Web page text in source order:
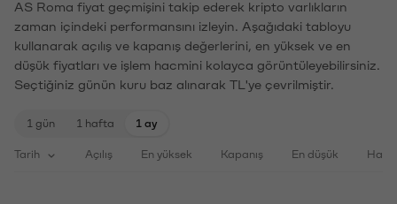
AS Roma fiyat geçmişini takip ederek kripto varlıkların
zaman içindeki performansını izleyin. Aşağıdaki tabloyu
kullanarak açılış ve kapanış değerlerini, en yüksek ve en
düşük fiyatları ve işlem hacmini kolayca görüntüleyebilirsiniz.
Seçtiğiniz günün kuru baz alınarak TL'ye çevrilmiştir.
1 gün 1 hafta 1 ay
Tarih Açılış En yüksek Kapanış En düşük